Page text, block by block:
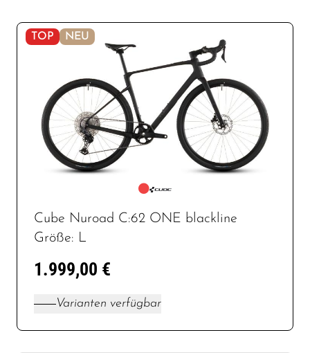
TOP NEU
Cube Nuroad C:62 ONE blackline
Größe: L
1.999,00 €
Varianten verfügbar